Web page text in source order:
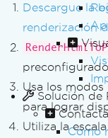
Solución de
Cómo
Descargue la
renderización
Usa los modos
para lograr
Utiliza la